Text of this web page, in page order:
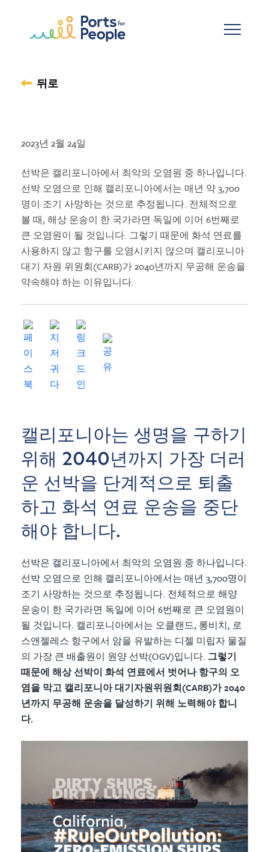
뒤로
2023년 2월 24일
선박은 캘리포니아에서 최악의 오염원 중 하나입니다.
선박 오염으로 인해 캘리포니아에서는 매년 약 3,700
명이 조기 사망하는 것으로 추정됩니다. 전체적으로
볼 때, 해상 운송이 한 국가라면 독일에 이어 6번째로
큰 오염원이 될 것입니다. 그렇기 때문에 화석 연료를
사용하지 않고 항구를 오염시키지 않으며 캘리포니아
대기 자원 위원회(CARB)가 2040년까지 무공해 운송을
약속해야 하는 이유입니다.
캘리포니아는 생명을 구하기
위해 2040년까지 가장 더러
운 선박을 단계적으로 퇴출
하고 화석 연료 운송을 중단
해야 합니다.
선박은 캘리포니아에서 최악의 오염원 중 하나입니다.
선박 오염으로 인해 캘리포니아에서는 매년 3,700명이
조기 사망하는 것으로 추정됩니다. 전체적으로 해양
운송이 한 국가라면 독일에 이어 6번째로 큰 오염원이
될 것입니다. 캘리포니아에서는 오클랜드, 롱비치, 로
스앤젤레스 항구에서 암을 유발하는 디젤 미립자 물질
의 가장 큰 배출원이 원양 선박(OGV)입니다. 그렇기
때문에 해상 선박이 화석 연료에서 벗어나 항구의 오
염을 막고 캘리포니아 대기자원위원회(CARB)가 2040
년까지 무공해 운송을 달성하기 위해 노력해야 합니
다.